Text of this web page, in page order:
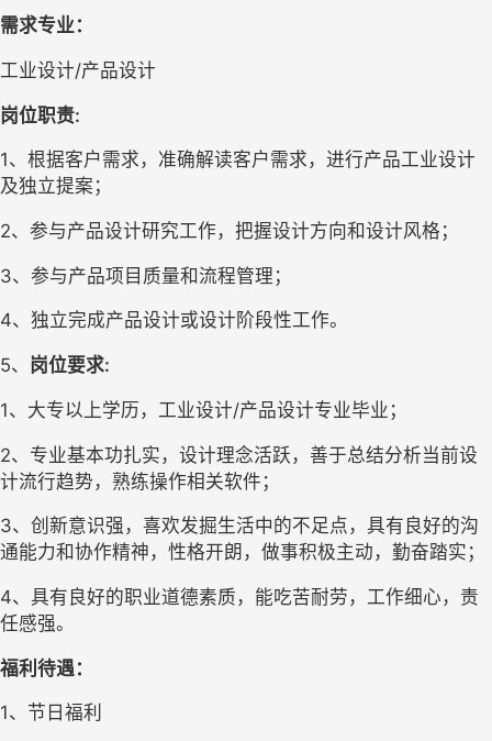
需求专业：
工业设计/产品设计
岗位职责:
1、根据客户需求，准确解读客户需求，进行产品工业设计
及独立提案；
2、参与产品设计研究工作，把握设计方向和设计风格；
3、参与产品项目质量和流程管理；
4、 独立完成产品设计或设计阶段性工作。
5、 岗位要求:
1、大专以上学历，工业设计/产品设计专业毕业；
2、专业基本功扎实，设计理念活跃，善于总结分析当前设
计流行趋势，熟练操作相关软件；
3、创新意识强，喜欢发掘生活中的不足点，具有良好的沟
通能力和协作精神，性格开朗，做事积极主动，勤奋踏实；
4、具有良好的职业道德素质，能吃苦耐劳，工作细心，责
任感强。
福利待遇 ：
1、 节日福利